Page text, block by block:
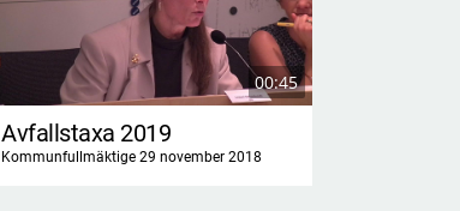
00:45
Avfallstaxa 2019
Kommunfullmäktige 29 november 2018